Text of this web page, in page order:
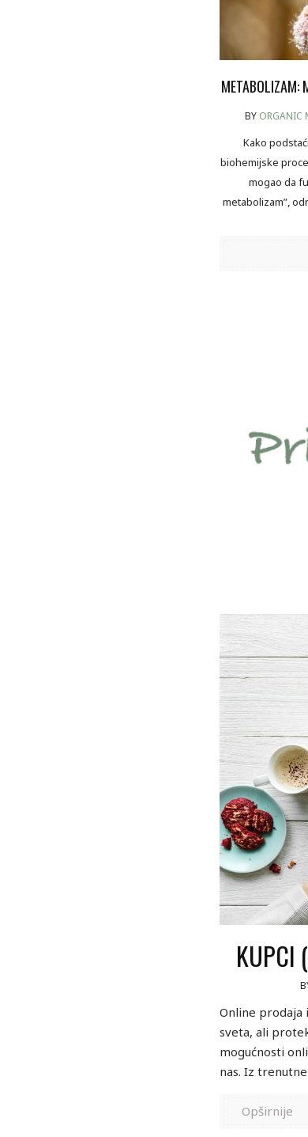
METABOLIZAM:
BY ORGANIC
Kako
biohemijske
mogao da
metabolizam”,
KUPCI
Online prodaja
sveta, ali
mogućnosti
nas. Iz
Opširnije